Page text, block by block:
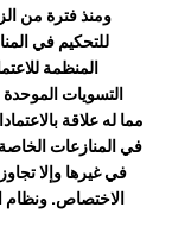
ومنذ فترة من
للتحكيمفي
المنظمة
التسوياتالموحدة
مما له علاقة
فيالمنازعاتالخاصة
فيغيرهاوإلاتجاوز
الاختصاص.ونظام